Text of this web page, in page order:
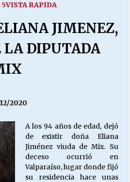
2026
SIEMPRE.RECORDANDO 69 AÑOS DE
2026
DE SER DC” SALUDA EL
2026
hospitalaria El Carmen de Maipu.
5VISTA RAPIDA
JIMENEZ,
LA DIPUTADA
2020
A los 94 años de edad, dejó
de existir doña Eliana
Jiménez viuda de Mix. Su
deceso ocurrió en
Valparaíso, lugar donde fijó
su residencia hace unas